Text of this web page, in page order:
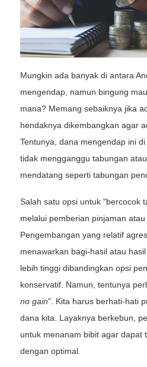
Mungkin ada banyak di antara
mengendap, namun bingung
mana? Memang sebaiknya jika
hendaknya dikembangkan agar
Tentunya, dana mengendap ini
tidak mengganggu tabungan
mendatang seperti tabungan
Salah satu opsi untuk "bercocok
melalui pemberian pinjaman
Pengembangan yang relatif
menawarkan bagi-hasil atau
lebih tinggi dibandingkan opsi
konservatif. Namun, tentunya
no gain". Kita harus berhati-hati
dana kita. Layaknya berkebun,
untuk menanam bibit agar dapat
dengan optimal.